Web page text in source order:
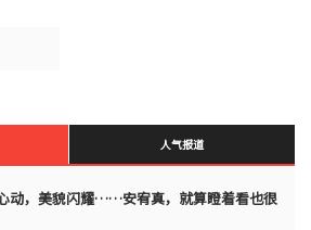
人气报道
动，美貌闪耀……安宥真，就算瞪着看也很